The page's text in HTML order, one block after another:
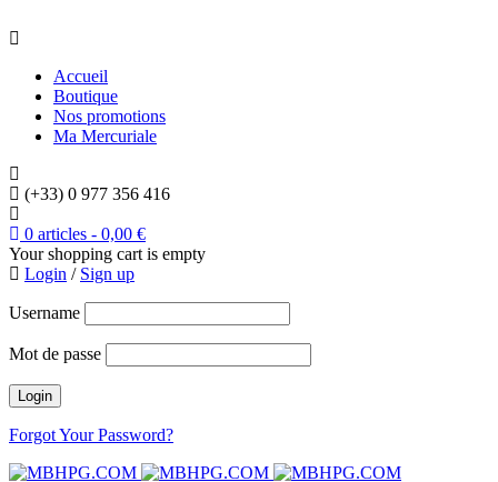
Accueil
Boutique
Nos promotions
Ma Mercuriale
(+33) 0 977 356 416
0 articles - 0,00 €
Your shopping cart is empty
Login / Sign up
Username
Mot de passe
Forgot Your Password?